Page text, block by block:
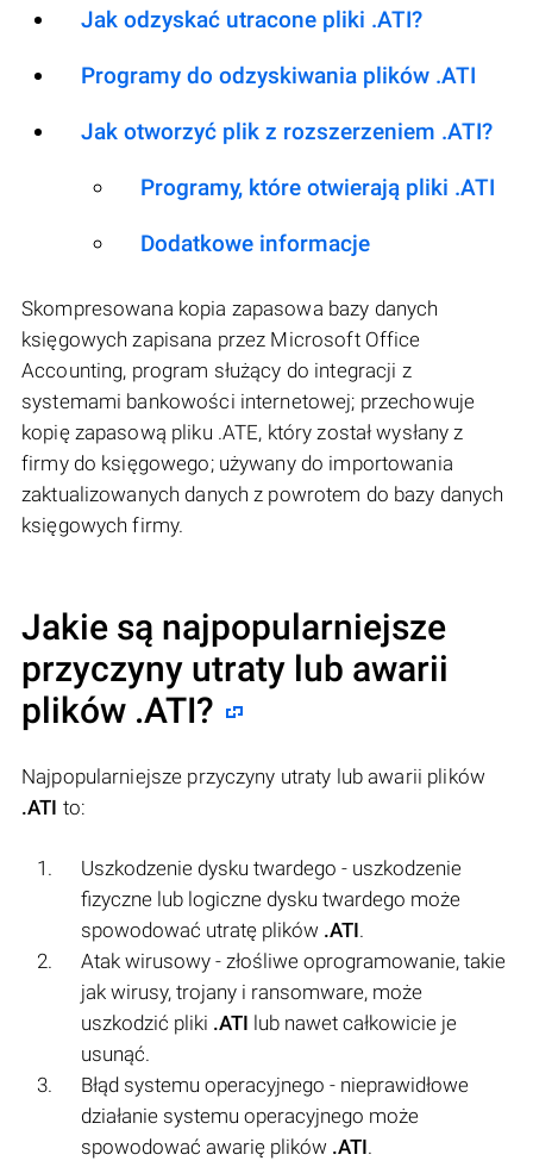
Jak odzyskać utracone pliki .ATI?
Programy do odzyskiwania plików .ATI
Jak otworzyć plik z rozszerzeniem .ATI?
Programy, które otwierają pliki .ATI
Dodatkowe informacje
Skompresowana kopia zapasowa bazy danych
księgowych zapisana przez Microsoft Office
Accounting, program służący do integracji z
systemami bankowości internetowej; przechowuje
kopię zapasową pliku .ATE, który został wysłany z
firmy do księgowego; używany do importowania
zaktualizowanych danych z powrotem do bazy danych
księgowych firmy.
Jakie są najpopularniejsze
przyczyny utraty lub awarii
plików .ATI?
Najpopularniejsze przyczyny utraty lub awarii plików
.ATI to:
Uszkodzenie dysku twardego - uszkodzenie
fizyczne lub logiczne dysku twardego może
spowodować utratę plików .ATI.
Atak wirusowy - złośliwe oprogramowanie, takie
jak wirusy, trojany i ransomware, może
uszkodzić pliki .ATI lub nawet całkowicie je
usunąć.
Błąd systemu operacyjnego - nieprawidłowe
działanie systemu operacyjnego może
spowodować awarię plików .ATI.